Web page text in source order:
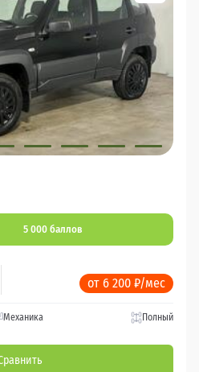
5 000 баллов
от 6 200 ₽/мес
Механика Полный